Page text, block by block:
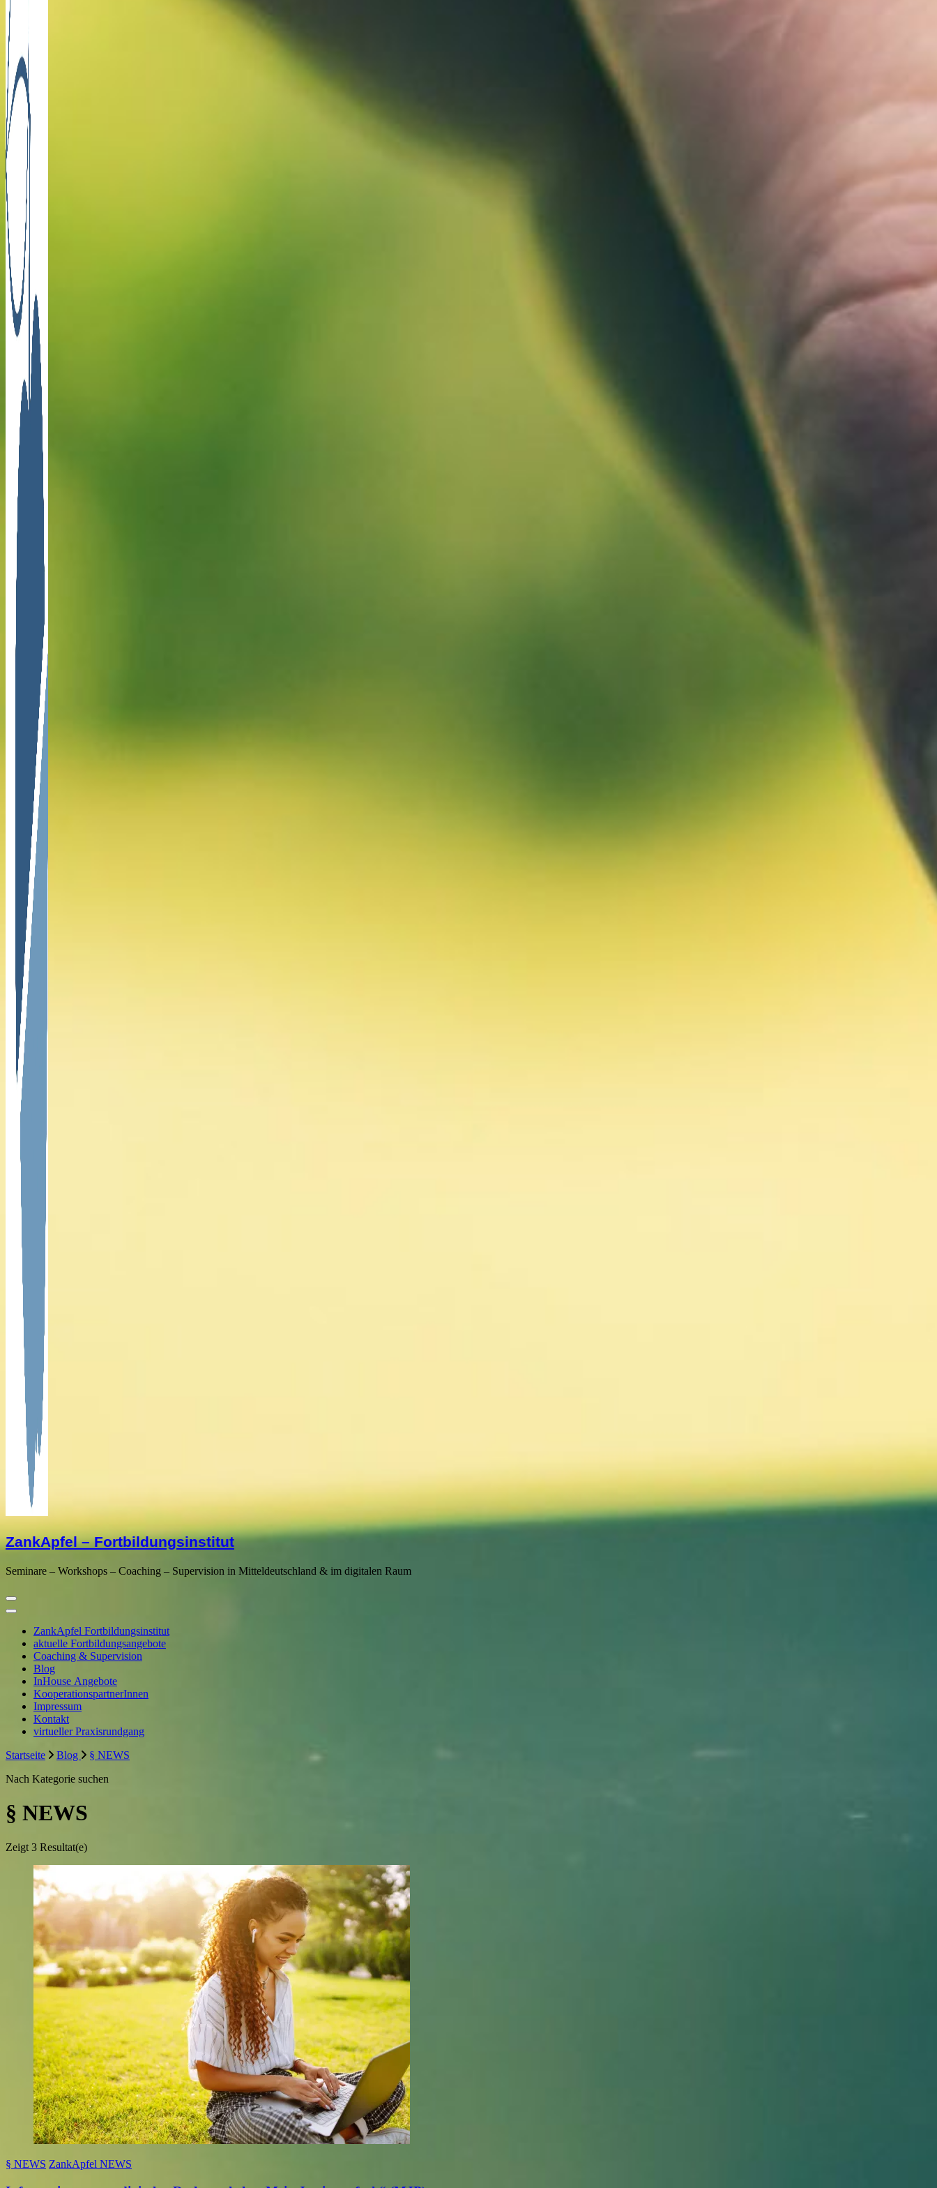
ZankApfel – Fortbildungsinstitut
Seminare – Workshops – Coaching – Supervision in Mitteldeutschland & im digitalen Raum
ZankApfel Fortbildungsinstitut
aktuelle Fortbildungsangebote
Coaching & Supervision
Blog
InHouse Angebote
KooperationspartnerInnen
Impressum
Kontakt
virtueller Praxisrundgang
Startseite
Blog
§ NEWS
Nach Kategorie suchen
§ NEWS
Zeigt 3 Resultat(e)
§ NEWS ZankApfel NEWS